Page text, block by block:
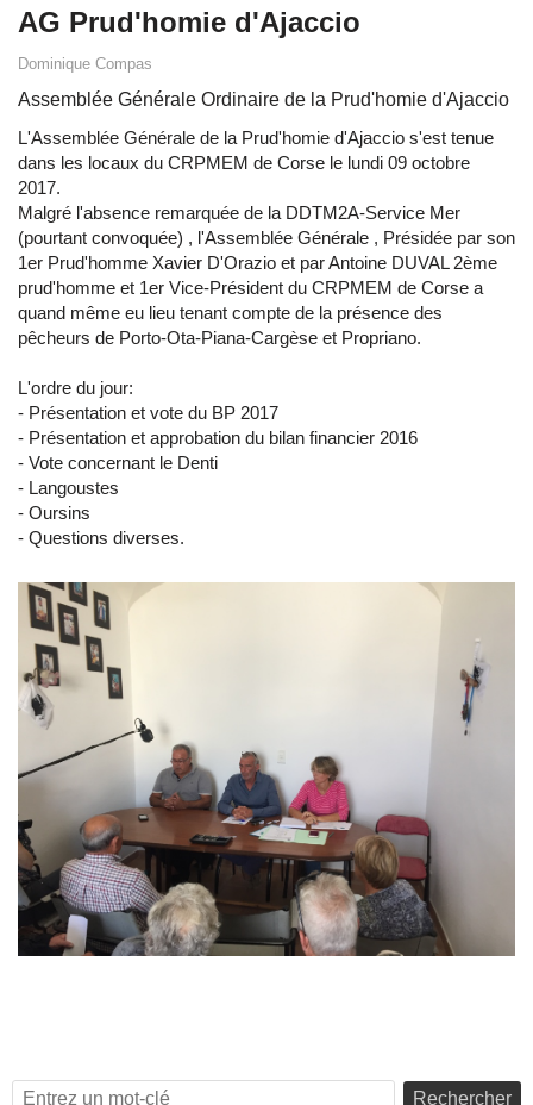
AG Prud'homie d'Ajaccio
Dominique Compas
Assemblée Générale Ordinaire de la Prud'homie d'Ajaccio
L'Assemblée Générale de la Prud'homie d'Ajaccio s'est tenue
dans les locaux du CRPMEM de Corse le lundi 09 octobre
2017.
Malgré l'absence remarquée de la DDTM2A-Service Mer
(pourtant convoquée) , l'Assemblée Générale , Présidée par son
1er Prud'homme Xavier D'Orazio et par Antoine DUVAL 2ème
prud'homme et 1er Vice-Président du CRPMEM de Corse a
quand même eu lieu tenant compte de la présence des
pêcheurs de Porto-Ota-Piana-Cargèse et Propriano.
L'ordre du jour:
- Présentation et vote du BP 2017
- Présentation et approbation du bilan financier 2016
- Vote concernant le Denti
- Langoustes
- Oursins
- Questions diverses.
Rechercher